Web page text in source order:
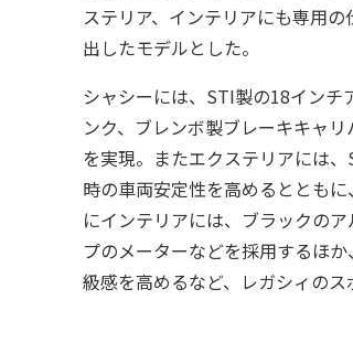
ステリア、インテリアにも専用
出したモデルとした。
シャシーには、STI製の18インチ
ンク、ブレンボ製ブレーキキャ
を実現。またエクステリアには
時の車両安定性を高めるととも
にインテリアには、ブラックの
プのメーターなどを採用するほ
級感を高めるなど、レガシィのス